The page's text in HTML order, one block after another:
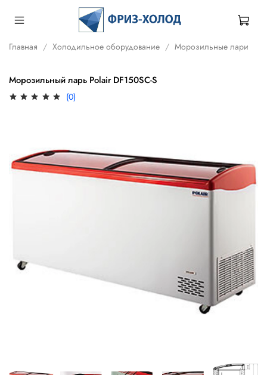
Главная Холодильное оборудование Морозильные лари
Морозильный ларь Polair DF150SC-S
(0)